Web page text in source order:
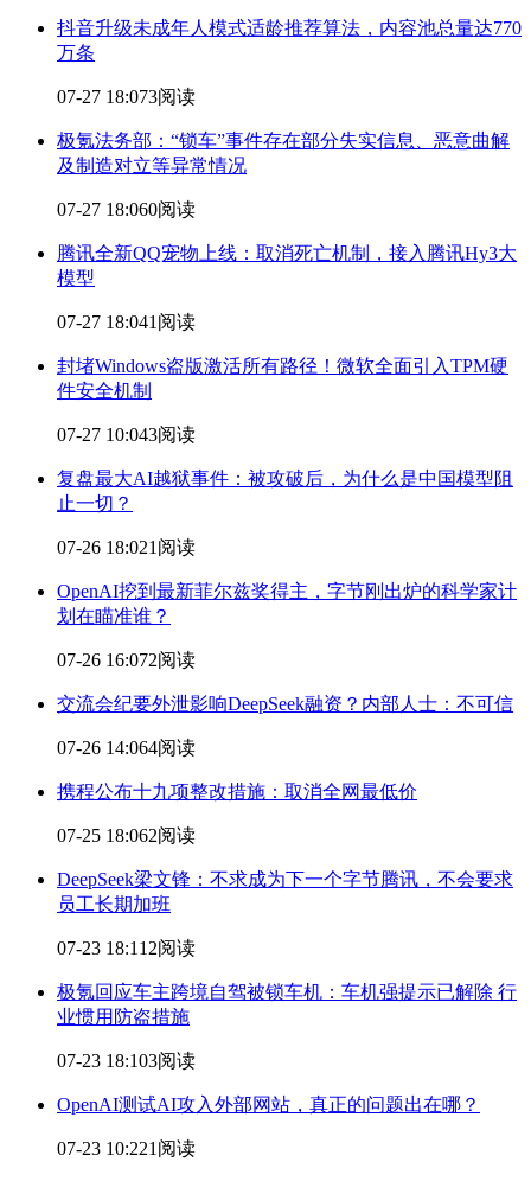
抖音升级未成年人模式适龄推荐算法，内容池总量达770
万条
07-27 18:073阅读
极氪法务部：“锁车”事件存在部分失实信息、恶意曲解
及制造对立等异常情况
07-27 18:060阅读
腾讯全新QQ宠物上线：取消死亡机制
，接入腾讯Hy3大
模型
07-27 18:041阅读
封堵Windows盗版激活所有路径！微软全面引入TPM硬
件安全机制
07-27 10:043阅读
复盘最大AI越狱事件：被攻破后，为什么是中国模型阻
止一切？
07-26 18:021阅读
OpenAI挖到最新菲尔兹奖得主，字节刚出炉的科学家计
划在瞄准谁？
07-26 16:072阅读
交流会纪要外泄影响DeepSeek融资？内部人士：不可信
07-26 14:064阅读
携程公布十九项整改措施：取消全网最低价
07-25 18:062阅读
DeepSeek梁文锋：不求成为下一个字节腾讯，不会要求
员工长期加班
07-23 18:11 2阅读
极氪回应车主跨境自驾被锁车机：车机强提示已解除 行
业惯用防盗措施
07-23 18:103阅读
OpenAI测试AI攻入外部网站，真正的问题出在哪？
07-23 10:221阅读